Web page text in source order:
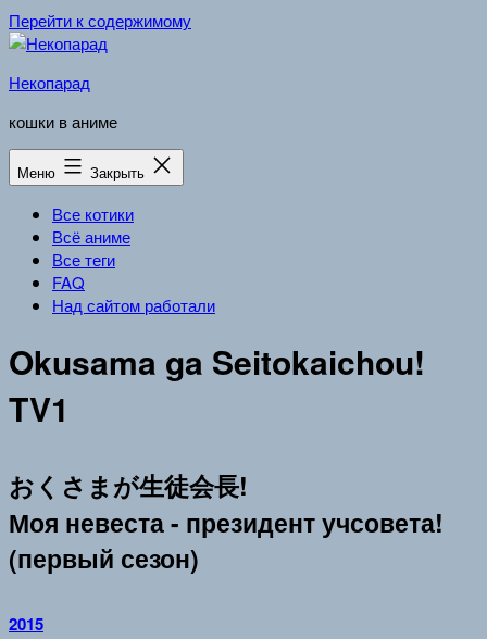
Перейти к содержимому
Некопарад
кошки в аниме
Меню Закрыть
Все котики
Всё аниме
Все теги
FAQ
Над сайтом работали
Okusama ga Seitokaichou!
TV1
おくさまが生徒会長!
Моя невеста - президент учсовета!
(первый сезон)
2015